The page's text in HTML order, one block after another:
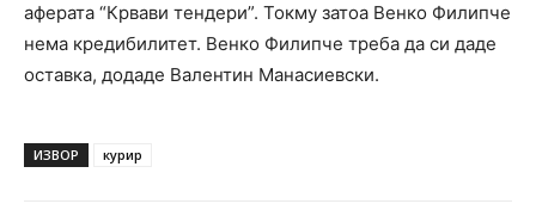
аферата “Крвави тендери”. Токму затоа Венко Филипче
нема кредибилитет. Венко Филипче треба да си даде
оставка, додаде Валентин Манасиевски.
ИЗВОР курир